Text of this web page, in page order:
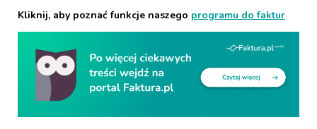
Kliknij, aby poznać funkcje naszego programu do faktur